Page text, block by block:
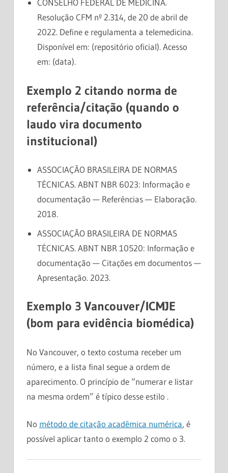
CONSELHO FEDERAL DE MEDICINA.
Resolução CFM nº 2.314, de 20 de abril de
2022. Define e regulamenta a telemedicina.
Disponível em: (repositório oficial). Acesso
em: (data).
Exemplo 2 citando norma de
referência/citação (quando o
laudo vira documento
institucional)
ASSOCIAÇÃO BRASILEIRA DE NORMAS
TÉCNICAS. ABNT NBR 6023: Informação e
documentação — Referências — Elaboração.
2018.
ASSOCIAÇÃO BRASILEIRA DE NORMAS
TÉCNICAS. ABNT NBR 10520: Informação e
documentação — Citações em documentos —
Apresentação. 2023.
Exemplo 3 Vancouver/ICMJE
(bom para evidência biomédica)
No Vancouver, o texto costuma receber um
número, e a lista final segue a ordem de
aparecimento. O princípio de “numerar e listar
na mesma ordem” é típico desse estilo .
No método de citação acadêmica numérica, é
possível aplicar tanto o exemplo 2 como o 3.